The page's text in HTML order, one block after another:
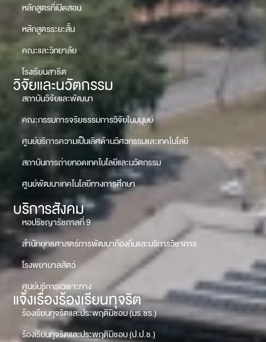
หลักสูตรที่เปิดสอน
หลักสูตรระยะสั้น
คณะและวิทยาลัย
โรงเรียนสาธิต
วิจัยและนวัตกรรม
สถาบันวิจัยและพัฒนา
คณะกรรมการจริยธรรมการวิจัยในมนุษย์
ศูนย์บริการความเป็นเลิศด้านวิศวกรรมและเทคโนโลยี
สถาบันการถ่ายทอดเทคโนโลยีและนวัตกรรม
ศูนย์พัฒนาเทคโนโลยีทางการศึกษา
บริการสังคม
หอปรัชญารัชกาลที่ 9
สำนักยุทธศาสตร์การพัฒนาท้องถิ่นและบริการวิชาการ
โรงพยาบาลสัตว์
ศูนย์บริการเฉพาะทาง
แจ้งเรื่องร้องเรียนทุจริต
ร้องเรียนทุจริตและประพฤติมิชอบ (มร.ชร.)
ร้องเรียนทุจริตและประพฤติมิชอบ (ป.ป.ช.)